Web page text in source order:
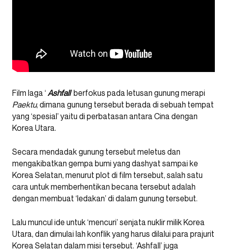
Film laga ‘ Ashfall‘ berfokus pada letusan gunung merapi
Paektu, dimana gunung tersebut berada di sebuah tempat
yang ‘spesial’ yaitu di perbatasan antara Cina dengan
Korea Utara.
Secara mendadak gunung tersebut meletus dan
mengakibatkan gempa bumi yang dashyat sampai ke
Korea Selatan, menurut plot di film tersebut, salah satu
cara untuk memberhentikan becana tersebut adalah
dengan membuat ‘ledakan’ di dalam gunung tersebut.
Lalu muncul ide untuk ‘mencuri’ senjata nuklir milik Korea
Utara, dan dimulai lah konflik yang harus dilalui para prajurit
Korea Selatan dalam misi tersebut. ‘Ashfall’ juga